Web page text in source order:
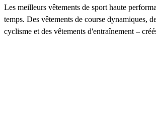
Les meilleurs vêtements de sport haute
temps. Des vêtements de course dynamiques,
cyclisme et des vêtements d'entraînement –